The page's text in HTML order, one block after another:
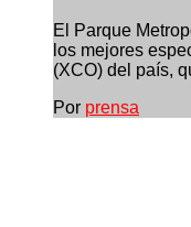
El Parque
los mejores
(XCO) del país,
Por prensa